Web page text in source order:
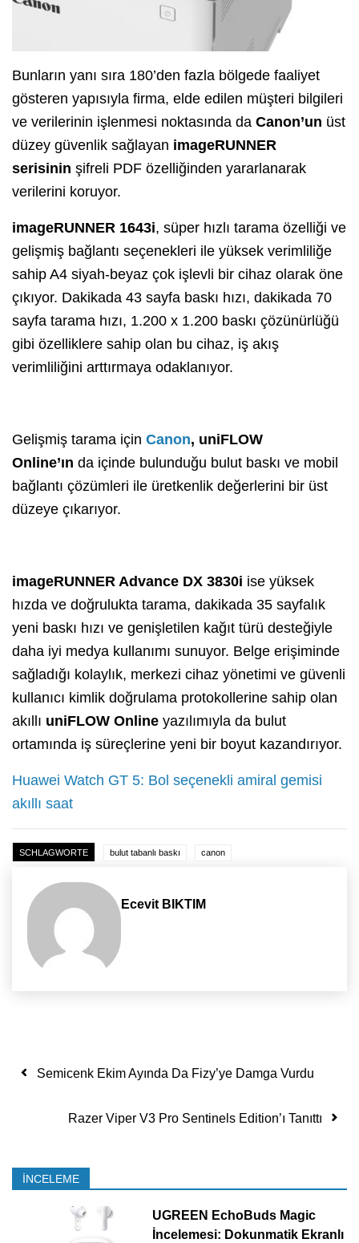
Bunların yanı sıra 180’den fazla bölgede faaliyet
gösteren yapısıyla firma, elde edilen müşteri bilgileri
ve verilerinin işlenmesi noktasında da Canon’un üst
düzey güvenlik sağlayan imageRUNNER
serisinin şifreli PDF özelliğinden yararlanarak
verilerini koruyor.
imageRUNNER 1643i, süper hızlı tarama özelliği ve
gelişmiş bağlantı seçenekleri ile yüksek verimliliğe
sahip A4 siyah-beyaz çok işlevli bir cihaz olarak öne
çıkıyor. Dakikada 43 sayfa baskı hızı, dakikada 70
sayfa tarama hızı, 1.200 x 1.200 baskı çözünürlüğü
gibi özelliklere sahip olan bu cihaz, iş akış
verimliliğini arttırmaya odaklanıyor.
Gelişmiş tarama için Canon, uniFLOW
Online’ın da içinde bulunduğu bulut baskı ve mobil
bağlantı çözümleri ile üretkenlik değerlerini bir üst
düzeye çıkarıyor.
imageRUNNER Advance DX 3830i ise yüksek
hızda ve doğrulukta tarama, dakikada 35 sayfalık
yeni baskı hızı ve genişletilen kağıt türü desteğiyle
daha iyi medya kullanımı sunuyor. Belge erişiminde
sağladığı kolaylık, merkezi cihaz yönetimi ve güvenli
kullanıcı kimlik doğrulama protokollerine sahip olan
akıllı uniFLOW Online yazılımıyla da bulut
ortamında iş süreçlerine yeni bir boyut kazandırıyor.
Huawei Watch GT 5: Bol seçenekli amiral gemisi
akıllı saat
SCHLAGWORTE bulut tabanlı baskı canon
Ecevit BIKTIM
Yazı dolaşımı
Semicenk Ekim Ayında Da Fizy’ye Damga Vurdu
Razer Viper V3 Pro Sentinels Edition’ı Tanıttı
İNCELEME
UGREEN EchoBuds Magic
İncelemesi: Dokunmatik Ekranlı